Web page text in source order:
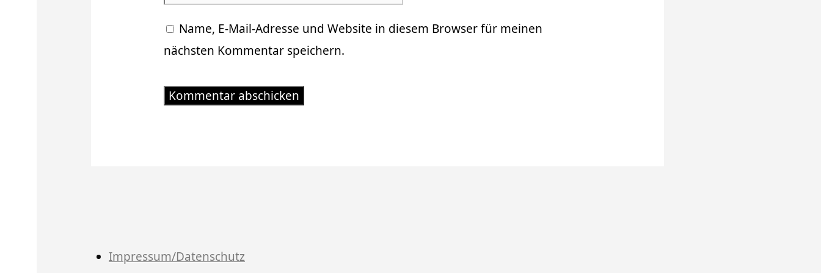
Name, E-Mail-Adresse und Website in diesem Browser für meinen
nächsten Kommentar speichern.
Impressum/Datenschutz